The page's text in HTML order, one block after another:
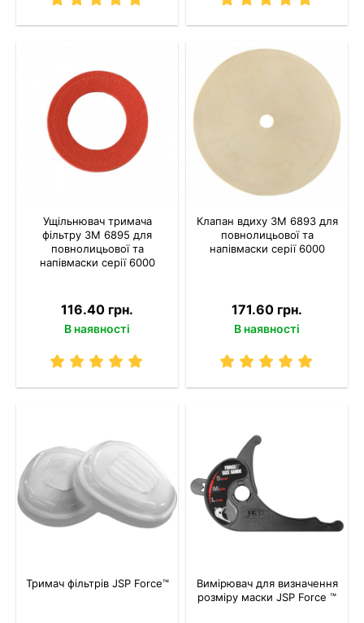
Ущільнювач тримача
фільтру 3M 6895 для
повнолицьової та
напівмаски серії 6000
116.40 грн.
В наявності
Клапан вдиху 3M 6893 для
повнолицьової та
напівмаски серії 6000
171.60 грн.
В наявності
Тримач фільтрів JSP Force™
Вимірювач для визначення
розміру маски JSP Force ™